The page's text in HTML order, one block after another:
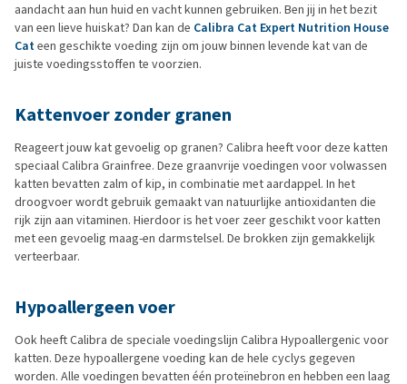
aandacht aan hun huid en vacht kunnen gebruiken. Ben jij in het bezit
van een lieve huiskat? Dan kan de Calibra Cat Expert Nutrition House
Cateen geschikte voeding zijn om jouw binnen levende kat van de
juiste voedingsstoffen te voorzien.
Kattenvoer zonder granen
Reageert jouw kat gevoelig op granen? Calibra heeft voor deze katten
speciaal Calibra Grainfree. Deze graanvrije voedingen voor volwassen
katten bevatten zalm of kip, in combinatie met aardappel. In het
droogvoer wordt gebruik gemaakt van natuurlijke antioxidanten die
rijk zijn aan vitaminen. Hierdoor is het voer zeer geschikt voor katten
met een gevoelig maag-en darmstelsel. De brokken zijn gemakkelijk
verteerbaar.
Hypoallergeen voer
Ook heeft Calibra de speciale voedingslijn Calibra Hypoallergenic voor
katten. Deze hypoallergene voeding kan de hele cyclys gegeven
worden. Alle voedingen bevatten één proteïnebron en hebben een laag